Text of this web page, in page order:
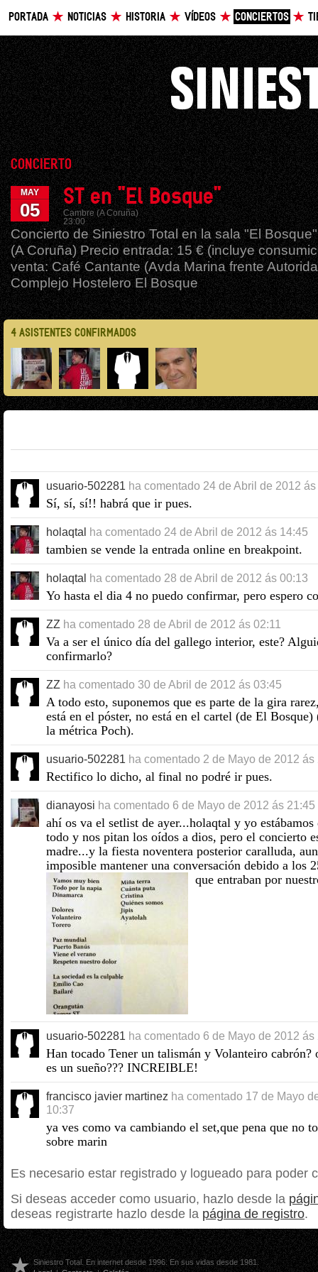
PORTADA NOTICIAS HISTORIA VÍDEOS CONCIERTOS
CONCIERTO
MAY
05
ST en "El Bosque"
Cambre (A Coruña)
23:00
Concierto de Siniestro Total en la sala "El
(A Coruña) Precio entrada: 15 € (incluye
venta: Café Cantante (Avda Marina frente
Complejo Hostelero El Bosque
4 ASISTENTES CONFIRMADOS
usuario-502281 ha comentado 24 de Abril de 2012
Sí, sí, sí!! habrá que ir pues.
holaqtal ha comentado 24 de Abril de 2012 ás 14:45
tambien se vende la entrada online en breakpoint.
holaqtal ha comentado 28 de Abril de 2012 ás 00:13
Yo hasta el dia 4 no puedo confirmar, pero espero
ZZ ha comentado 28 de Abril de 2012 ás 02:11
Va a ser el único día del gallego interior, este?
confirmarlo?
ZZ ha comentado 30 de Abril de 2012 ás 03:45
A todo esto, suponemos que es parte de la gira
está en el póster, no está en el cartel (de El
la métrica Poch).
usuario-502281 ha comentado 2 de Mayo de 2012 ás
Rectifico lo dicho, al final no podré ir pues.
dianayosi ha comentado 6 de Mayo de 2012 ás 21:45
ahí os va el setlist de ayer...holaqtal y yo estábamos
todo y nos pitan los oídos a dios, pero el concierto
madre...y la fiesta noventera posterior caralluda,
imposible mantener una conversación debido a los
que entraban por
usuario-502281 ha comentado 6 de Mayo de 2012 ás
Han tocado Tener un talismán y Volanteiro cabrón?
es un sueño??? INCREIBLE!
francisco javier martinez ha comentado 17 de Mayo
10:37
ya ves como va cambiando el set,que pena que no
sobre marin
Es necesario estar registrado y logueado para poder
Si deseas acceder como usuario, hazlo desde la
deseas registrarte hazlo desde la página de registro.
Siniestro Total. En internet desde 1996. En sus vidas desde 1981.